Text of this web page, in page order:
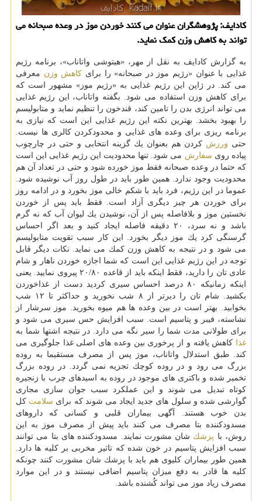
كادایف: پژوهشگران عنوان می كنند خوردن موز در وعده صبحانه می
تواند به كاهش وزن كمك نماید.
به گزارش كادایف به نقل از مهر، «هیتوشی واتاناب»، برنامه رژیم
غذایی با عنوان «رژیم موز در صبحانه» را برای كاهش وزن معرفی
می كند. در ژاپن این رژیم غذایی به «رژیم موز» مشهور است كه
برای كاهش وزن استفاده می شود. بگفته واتاناب، این رژیم غذایی
می تواند انرژی بدن را تامین كند، قندخون را تنظیم نماید و متابولیسم
را بهبود بخشد. بهترین نكته این رژیم غذایی این است كه نیازی به
برنامه ریزی برای وعده های غذایی و محدودكردن كالری ها نیست.
حتی ورزش كردن هم بعنوان یك گزینه انتخابی و حتی در چارچوب
پیاده روی سفارش می شود. تنها محدودیت این رژیم غذایی این است
كه حتما در وعده صبحانه فقط موز خورده شود و حتی در تعداد آن هم
محدودیت وجود ندارد. همین طور باید در طول روز آب نوشیده شود.
عموما در این رژیم، فرد باید با شكم خالی موز بخورد و در ادامه روز
برای خوردن هر چیز دیگری آزاد است. فقط باید پس از خوردن
نخستین موز و بلافاصله پس از آن، نوشیدن یك لیوان آب كه نه گرم
باشد و نه سرد، ۲۰ دقیقه فاصله ایجاد كنید و بعد اگر احساس
گرسنگی كرد یك موز دیگر بخورد. این كار سبب تقویت متابولیسم
می شود و در نتیجه به كاهش وزن كمك می نماید. نكات دیگر قابل
توجه در این رژیم غذایی این است كه شما اجازه خوردن ناهار و شام
عادی تان را دارید، فقط اینكه باید از قاعده ۲۰/۸۰ پیروی نمایید. یعنی
اینكه زمانیكه ۸۰ درصد احساس سیری كردید دست از غذاخوردن
بكشید. شام تان را دیرتر از ۸ شب نخورید و حداكثر تا ۱۲ شب
بخوابید. بهتر است در بین وعده ها هم میوه بخورید. موز سرشار از
نشاسته، فیبر و پتاسیم است. سبب افزایش حس سیری می شود و
برای طولانی مدت شما را سیر نگه می دارد. در نتیجه اشتها شما به
غذا كاهش یافته و از پرخوری بین وعده های اصلی غذا جلوگیری می
كند. طبق استدلال واتاناب، موز پس از مصرف مستقیما به روده
بزرگ می رود و در روده كوچك تجزیه نمی گردد. در روده بزرگ
تخمیر شده و باكتری های موجود در روده به اسیدهای چرب با زنجیره
كوتاه تبدیل می شوند و این عملكرد سبب جوان سازی مجاری
گوارشی شده و سلول های جدید ایجاد می شوند كه برای سلامت كل
بدن خوب هستند. آگهی بیماران قلبی و كسانی كه داروهای
مسدودكننده بتا مصرف می كنند باید پیش از مصرف موز به این
روش، با پزشك شان مشورت نمایند. مسدودكننده های بتا می توانند
سبب افزایش پتاسیم در خون شده كه تاثیر مخربی بر كلیه ها دارد.
همین طور بیماران كلیوی هم باید با پزشك شان مشورت كنند چونكه
كلیه ها قادر به دفع میزان پتاسیم اضافی نیستند و در این موارد
مصرف زیاد موز می تواند كُشنده باشد.